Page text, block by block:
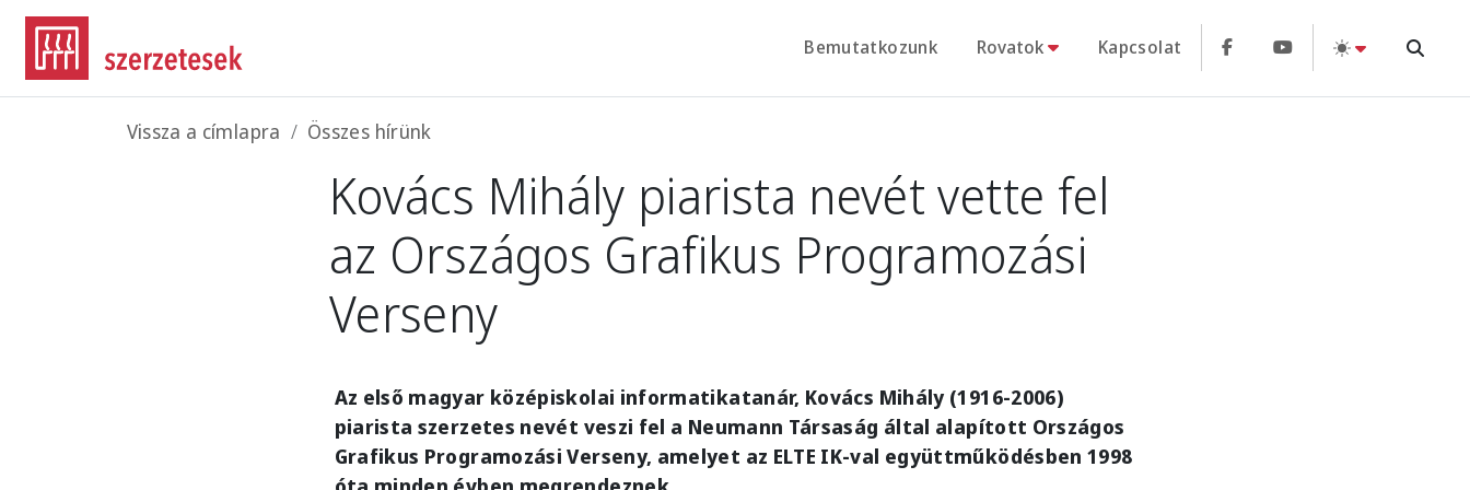
Ugrás a tartalomra
Bemutatkozunk Rovatok Kapcsolat
Morzsa
Vissza a címlapra Összes hírünk
Kovács Mihály piarista nevét vette fel
az Országos Grafikus Programozási
Verseny
Az első magyar középiskolai informatikatanár, Kovács Mihály (1916-2006)
piarista szerzetes nevét veszi fel a Neumann Társaság által alapított Országos
Grafikus Programozási Verseny, amelyet az ELTE IK-val együttműködésben 1998